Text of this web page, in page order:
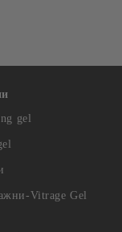
gel
Vitrage Gel